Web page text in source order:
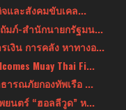
และสังคมขับเคล...
มภ์-สำนักนายกรัฐมน...
งิน การคลัง หาทางอ...
Muay Thai Fi...
ารณภัยกองทัพเรือ ...
ยนตร์ “ฮอลลีวูด” ห...